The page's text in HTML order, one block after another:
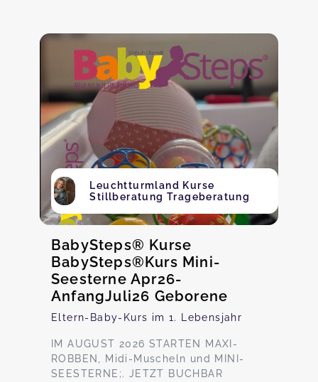
Leuchtturmland Kurse
Stillberatung Trageberatung
BabySteps® Kurse
BabySteps®Kurs Mini-
Seesterne Apr26-
AnfangJuli26 Geborene
Eltern-Baby-Kurs im 1. Lebensjahr
IM AUGUST 2026 STARTEN MAXI-
ROBBEN, Midi-Muscheln und MINI-
SEESTERNE;. JETZT BUCHBAR